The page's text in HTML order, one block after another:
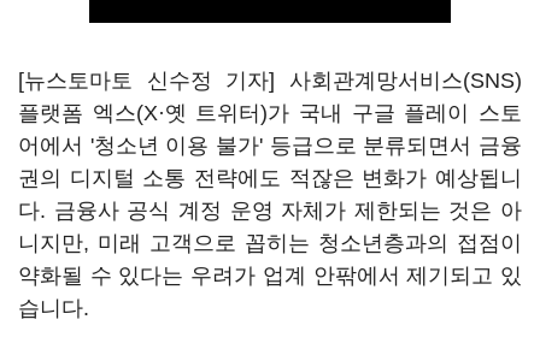
[뉴스토마토 신수정 기자] 사회관계망서비스(SNS)
플랫폼 엑스(X·옛 트위터)가 국내 구글 플레이 스토
어에서 '청소년 이용 불가' 등급으로 분류되면서 금융
권의 디지털 소통 전략에도 적잖은 변화가 예상됩니
다. 금융사 공식 계정 운영 자체가 제한되는 것은 아
니지만, 미래 고객으로 꼽히는 청소년층과의 접점이
약화될 수 있다는 우려가 업계 안팎에서 제기되고 있
습니다.